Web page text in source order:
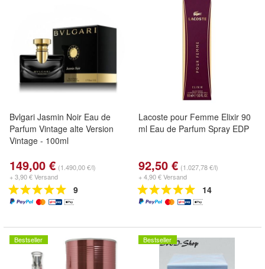
Bvlgari Jasmin Noir Eau de
Parfum Vintage alte Version
Vintage - 100ml
149,00 € (1.490,00 €/l)
+ 3,90 € Versand
9
Lacoste pour Femme Elixir 90
ml Eau de Parfum Spray EDP
92,50 € (1.027,78 €/l)
+ 4,90 € Versand
14
Bestseller Bestseller